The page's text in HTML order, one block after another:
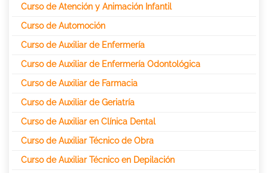
Curso de Atención y Animación Infantil
Curso de Automoción
Curso de Auxiliar de Enfermería
Curso de Auxiliar de Enfermería Odontológica
Curso de Auxiliar de Farmacia
Curso de Auxiliar de Geriatría
Curso de Auxiliar en Clínica Dental
Curso de Auxiliar Técnico de Obra
Curso de Auxiliar Técnico en Depilación